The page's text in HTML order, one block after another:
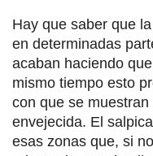
Hay que saber que
en determinadas
acaban haciendo
mismo tiempo esto
con que se
envejecida. El
esas zonas que, si